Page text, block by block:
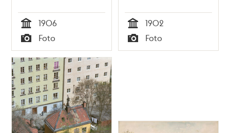
Tid
1906
Typ
Foto Tid
1902
Typ
Foto